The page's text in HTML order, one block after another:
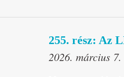
255. rész: Az
2026. március 7.